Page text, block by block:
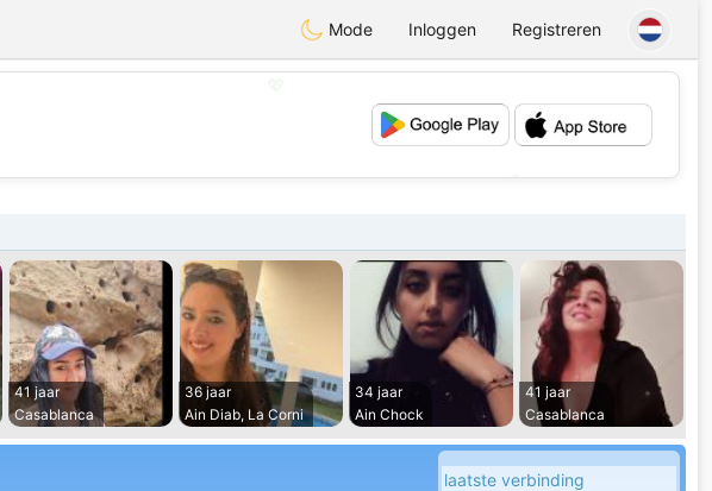
Mode Inloggen Registreren
41 jaar
Casablanca
36 jaar
Ain Diab, La Corni
34 jaar
Ain Chock
41 jaar
Casablanca
laatste verbinding